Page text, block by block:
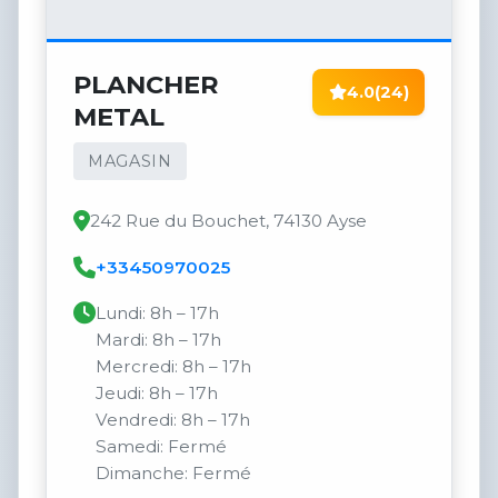
PLANCHER
METAL
MAGASIN
4.0(24)
242 Rue du Bouchet, 74130 Ayse
+33450970025
Lundi: 8h – 17h
Mardi: 8h – 17h
Mercredi: 8h – 17h
Jeudi: 8h – 17h
Vendredi: 8h – 17h
Samedi: Fermé
Dimanche: Fermé